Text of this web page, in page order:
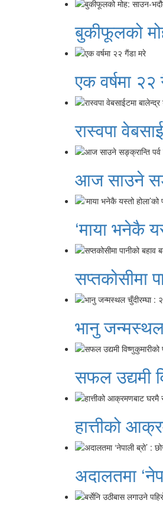
बुकीफूलको
एक वर्षमा
रास्वपा
आज साउने
‘माया भनेकै
सप्तकोसीमा
भानु
सफल उद्यमी
हात्तीको
अदालतमा